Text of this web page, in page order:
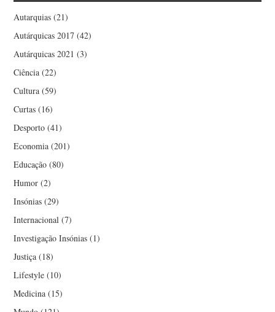
MARIELLA AUGUSTA
MÁRIO NUNO NEVES
MARTHA MENDES
MAYKE
MONICA SABROSA
NARCISO MIRANDA
NORBERTO PIRES
NORBERTO VALÉRIO
NUNO DA COSTA NATA
Autarquias (21)
Autárquicas 2017 (42)
Autárquicas 2021 (3)
Ciência (22)
Cultura (59)
Curtas (16)
Desporto (41)
Economia (201)
Educação (80)
Humor (2)
Insónias (29)
Internacional (7)
Investigação Insónias (1)
Justiça (18)
Lifestyle (10)
Medicina (15)